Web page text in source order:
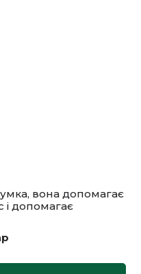
вона допомагає
допомагає